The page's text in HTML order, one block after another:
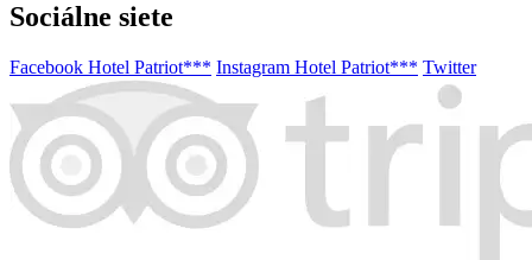
Sociálne siete
Facebook Hotel Patriot*** Instagram Hotel Patriot*** Twitter